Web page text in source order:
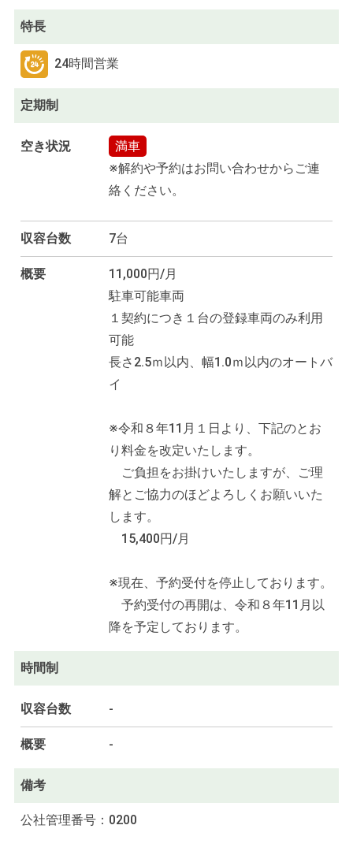
特長
24時間営業
定期制
空き状況
満車
※解約や予約はお問い合わせからご連
絡ください。
収容台数 7台
概要
11,000円/月
駐車可能車両
１契約につき１台の登録車両のみ利用
可能
長さ2.5ｍ以内、幅1.0ｍ以内のオートバ
イ
※令和８年11月１日より、下記のとお
り料金を改定いたします。
ご負担をお掛けいたしますが、ご理
解とご協力のほどよろしくお願いいた
します。
15,400円/月
※現在、予約受付を停止しております。
予約受付の再開は、令和８年11月以
降を予定しております。
時間制
収容台数 -
概要 -
備考
公社管理番号：0200